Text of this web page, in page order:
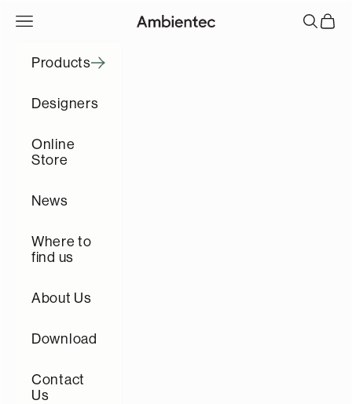
Ambientec
メニューを開く 検索を開
カー
Products
Designers
Online
Store
News
Where to
find us
About Us
Download
Contact
Us